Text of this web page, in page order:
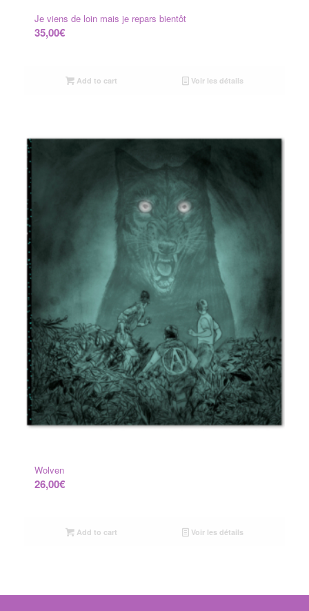
Je viens de loin mais je repars bientôt
35,00€
Add to cart Voir les détails
Wolven
26,00€
Add to cart Voir les détails